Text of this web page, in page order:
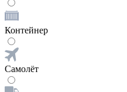
Контейнер
Самолёт